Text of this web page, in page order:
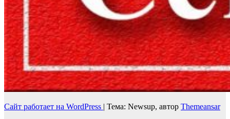
Сайт работает на WordPress | Тема: Newsup, автор Themeansar